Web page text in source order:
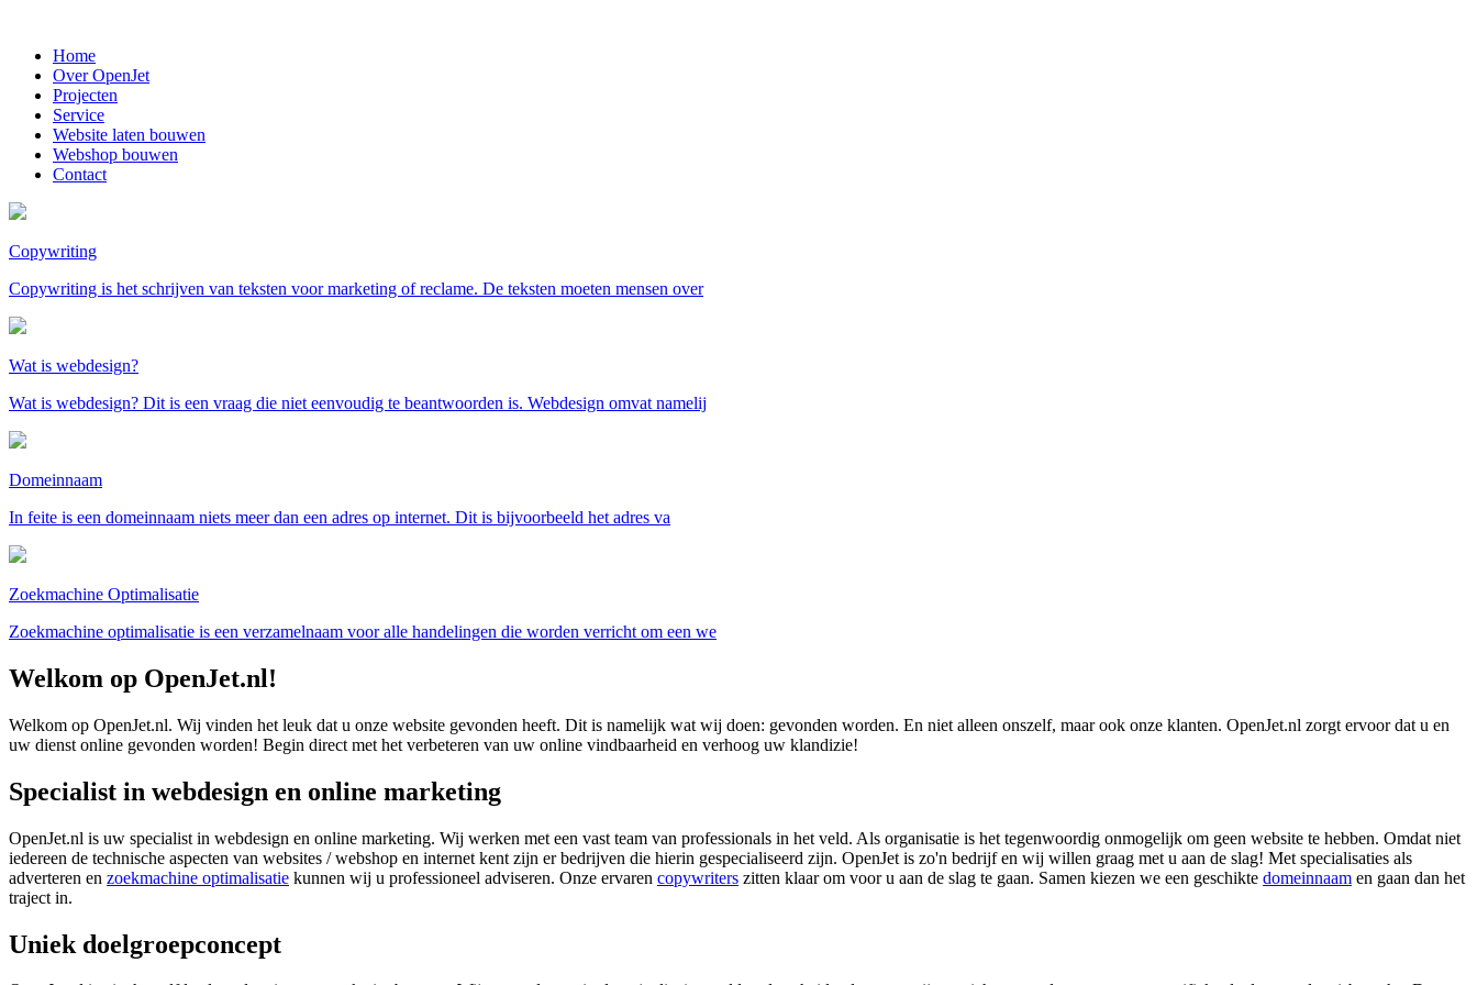
Home
Over OpenJet
Projecten
Service
Website laten bouwen
Webshop bouwen
Contact
Copywriting
Copywriting is het schrijven van teksten voor marketing of reclame. De teksten moeten mensen over
Wat is webdesign?
Wat is webdesign? Dit is een vraag die niet eenvoudig te beantwoorden is. Webdesign omvat namelij
Domeinnaam
In feite is een domeinnaam niets meer dan een adres op internet. Dit is bijvoorbeeld het adres va
Zoekmachine Optimalisatie
Zoekmachine optimalisatie is een verzamelnaam voor alle handelingen die worden verricht om een we
Welkom op OpenJet.nl!
Welkom op OpenJet.nl. Wij vinden het leuk dat u onze website gevonden heeft. Dit is namelijk wat wij doen: gevonden worden. En niet alleen onszelf, maar ook onze klanten. OpenJet.nl zorgt ervoor dat u en
uw dienst online gevonden worden! Begin direct met het verbeteren van uw online vindbaarheid en verhoog uw klandizie!
Specialist in webdesign en online marketing
OpenJet.nl is uw specialist in webdesign en online marketing. Wij werken met een vast team van professionals in het veld. Als organisatie is het tegenwoordig onmogelijk om geen website te hebben. Omdat niet
iedereen de technische aspecten van websites / webshop en internet kent zijn er bedrijven die hierin gespecialiseerd zijn. OpenJet is zo'n bedrijf en wij willen graag met u aan de slag! Met specialisaties als
adverteren en zoekmachine optimalisatie kunnen wij u professioneel adviseren. Onze ervaren copywriters zitten klaar om voor u aan de slag te gaan. Samen kiezen we een geschikte domeinnaam en gaan dan het
traject in.
Uniek doelgroepconcept